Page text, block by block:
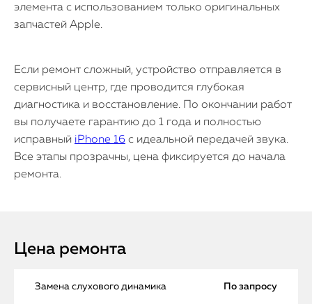
элемента с использованием только оригинальных
запчастей Apple.
Если ремонт сложный, устройство отправляется в
сервисный центр, где проводится глубокая
диагностика и восстановление. По окончании работ
вы получаете гарантию до 1 года и полностью
исправный iPhone 16 с идеальной передачей звука.
Все этапы прозрачны, цена фиксируется до начала
ремонта.
Цена ремонта
Замена слухового динамика По запросу